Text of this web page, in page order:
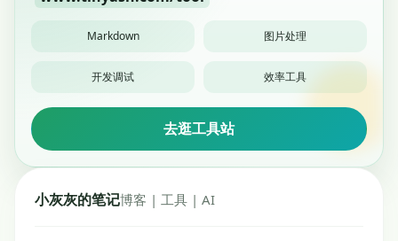
Markdown 图片处理
开发调试 效率工具
去逛工具站
小灰灰的笔记博客 | 工具 | AI